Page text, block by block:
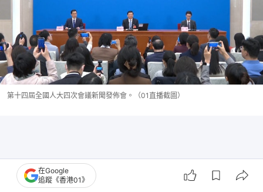
第十四屆全國人大四次會議新聞發佈會。（01直播截圖）
在Google
追蹤《香港01》